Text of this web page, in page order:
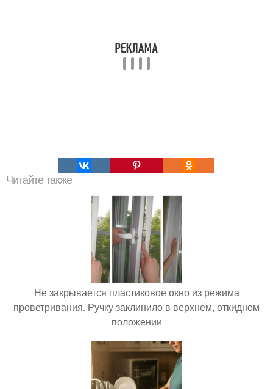
Читайте также
Не закрывается пластиковое окно из режима
проветривания. Ручку заклинило в верхнем, откидном
положении